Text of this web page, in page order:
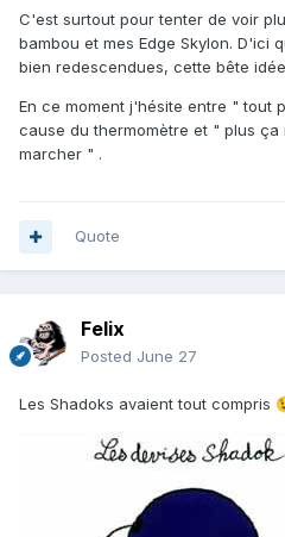
C'est surtout pour tenter de voir
bambou et mes Edge Skylon. D'ici
bien redescendues, cette bête
En ce moment j'hésite entre " tout
cause du thermomètre et " plus
marcher " .
Quote
Felix
Posted June 27
Les Shadoks avaient tout compris